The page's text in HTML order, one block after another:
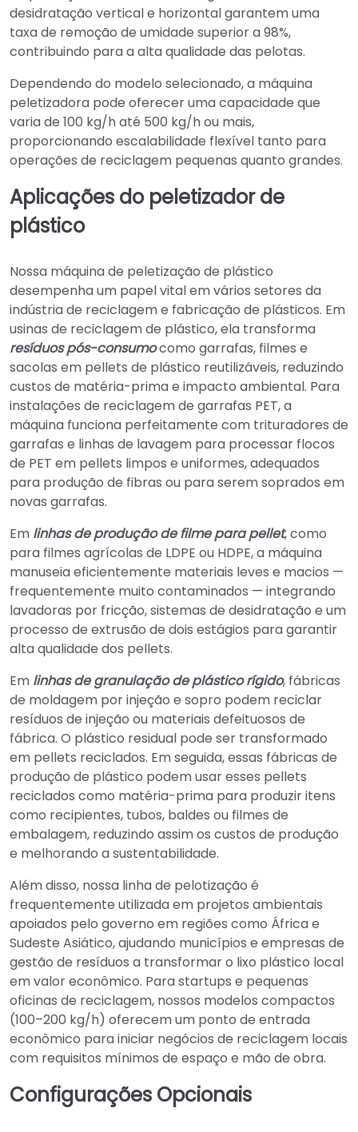
desidratação vertical e horizontal garantem uma
taxa de remoção de umidade superior a 98%,
contribuindo para a alta qualidade das pelotas.
Dependendo do modelo selecionado, a máquina
peletizadora pode oferecer uma capacidade que
varia de 100 kg/h até 500 kg/h ou mais,
proporcionando escalabilidade flexível tanto para
operações de reciclagem pequenas quanto grandes.
Aplicações do peletizador de
plástico
Nossa máquina de peletização de plástico
desempenha um papel vital em vários setores da
indústria de reciclagem e fabricação de plásticos. Em
usinas de reciclagem de plástico, ela transforma
resíduos pós-consumocomo garrafas, filmes e
sacolas em pellets de plástico reutilizáveis, reduzindo
custos de matéria-prima e impacto ambiental. Para
instalações de reciclagem de garrafas PET, a
máquina funciona perfeitamente com trituradores de
garrafas e linhas de lavagem para processar flocos
de PET em pellets limpos e uniformes, adequados
para produção de fibras ou para serem soprados em
novas garrafas.
Em linhas de produção de filme para pellet, como
para filmes agrícolas de LDPE ou HDPE, a máquina
manuseia eficientemente materiais leves e macios —
frequentemente muito contaminados — integrando
lavadoras por fricção, sistemas de desidratação e um
processo de extrusão de dois estágios para garantir
alta qualidade dos pellets.
Em linhas de granulação de plástico rígido, fábricas
de moldagem por injeção e sopro podem reciclar
resíduos de injeção ou materiais defeituosos de
fábrica. O plástico residual pode ser transformado
em pellets reciclados. Em seguida, essas fábricas de
produção de plástico podem usar esses pellets
reciclados como matéria-prima para produzir itens
como recipientes, tubos, baldes ou filmes de
embalagem, reduzindo assim os custos de produção
e melhorando a sustentabilidade.
Além disso, nossa linha de pelotização é
frequentemente utilizada em projetos ambientais
apoiados pelo governo em regiões como África e
Sudeste Asiático, ajudando municípios e empresas de
gestão de resíduos a transformar o lixo plástico local
em valor econômico. Para startups e pequenas
oficinas de reciclagem, nossos modelos compactos
(100–200 kg/h) oferecem um ponto de entrada
econômico para iniciar negócios de reciclagem locais
com requisitos mínimos de espaço e mão de obra.
Configurações Opcionais